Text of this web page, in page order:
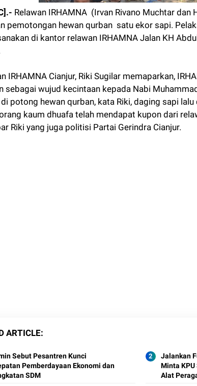
Relawan IRHAMNA (Irvan Rivano Muchtar dan
pemotongan hewan qurban satu ekor sapi.
di kantor relawan IRHAMNA Jalan KH
IRHAMNA Cianjur, Riki Sugilar memaparkan,
sebagai wujud kecintaan kepada Nabi
di potong hewan qurban, kata Riki, daging sapi
kaum dhuafa telah mendapat kupon dari
Riki yang juga politisi Partai Gerindra Cianjur.
ARTICLE
Sebut Pesantren Kunci
Pemberdayaan Ekonomi dan
SDM
Jalankan
Minta KPU
Alat